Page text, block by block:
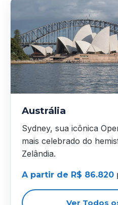
Austrália
Sydney, sua icônica
mais celebrado do
Zelândia.
A partir de R$ 86.820
Ver Todos